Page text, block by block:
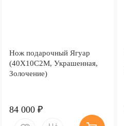
Нож подарочный Ягуар
(40Х10С2М, Украшенная,
Золочение)
84 000 ₽